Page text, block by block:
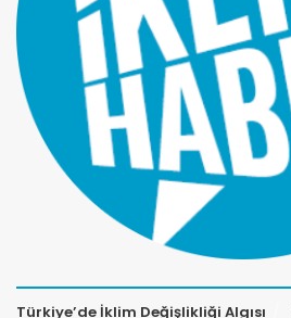
Türkiye’de İklim Değişlikliği Algısı